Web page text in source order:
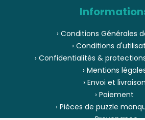
› Conditions Générales
› Conditions
› Confidentialités &
› Mentions
› Envoi et livraison
› Paiement
› Pièces de puzzle